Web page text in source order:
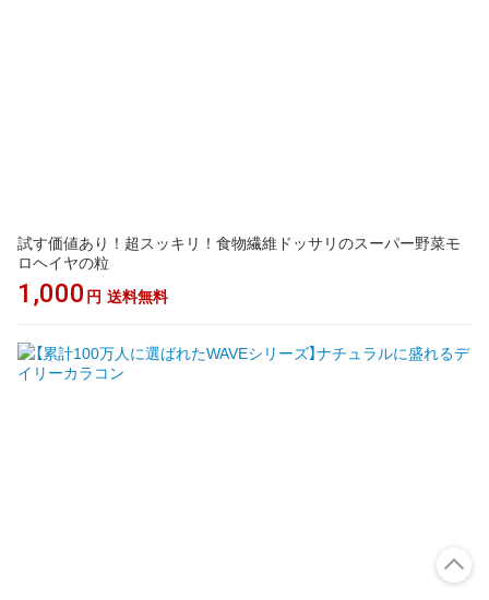
試す価値あり！超スッキリ！食物繊維ドッサリのスーパー野菜モ
ロヘイヤの粒
1,000 円 送料無料